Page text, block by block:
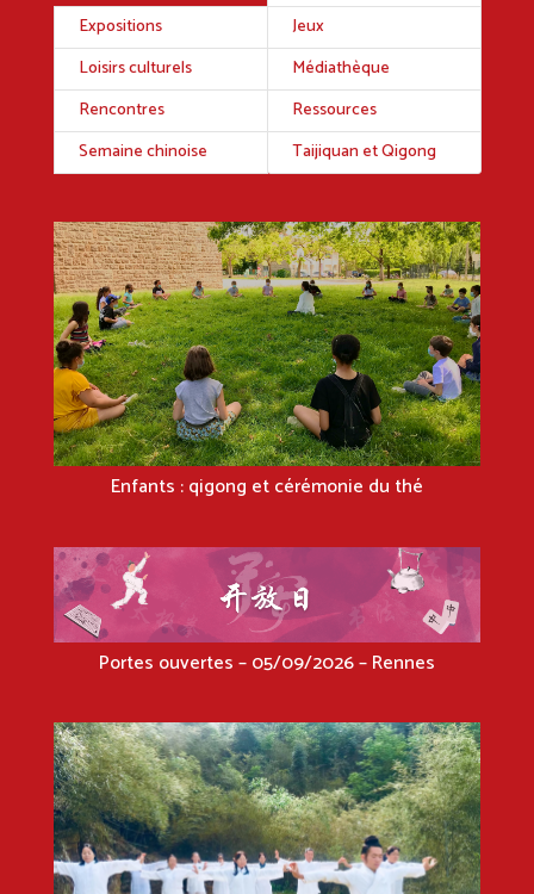
Expositions
Jeux
Loisirs culturels
Médiathèque
Rencontres
Ressources
Semaine chinoise
Taijiquan et Qigong
Enfants : qigong et cérémonie du thé
Portes ouvertes – 05/09/2026 – Rennes